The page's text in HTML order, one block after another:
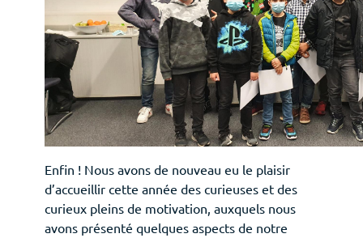
Deutsch Français
Enfin ! Nous avons de nouveau eu le plaisir
d’accueillir cette année des curieuses et des
curieux pleins de motivation, auxquels nous
avons présenté quelques aspects de notre